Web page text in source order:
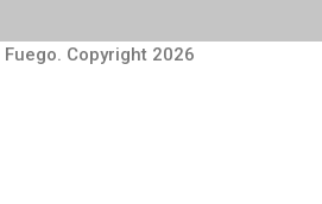
Copyright 2026